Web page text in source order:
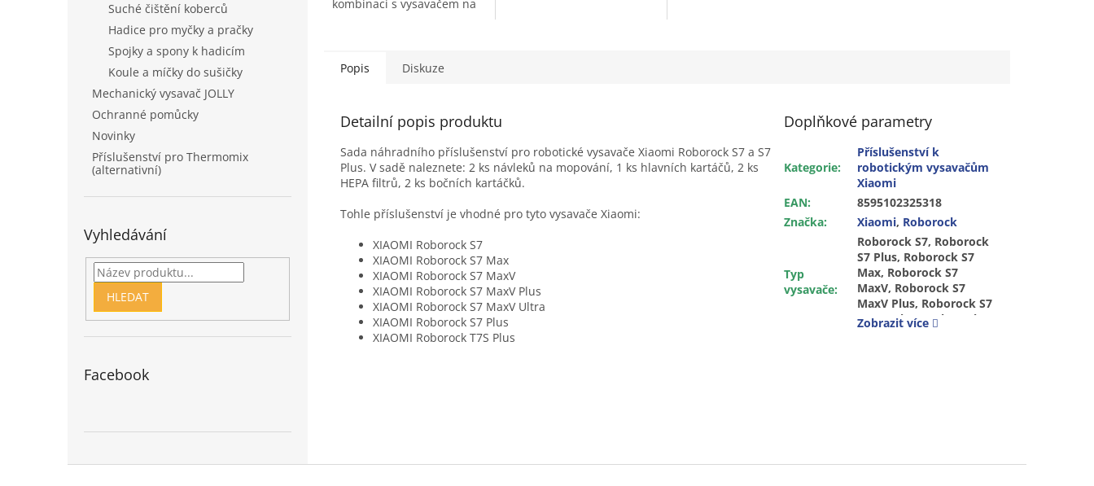
Suché čištění koberců
Hadice pro myčky a pračky
Spojky a spony k hadicím
Koule a míčky do sušičky
Mechanický vysavač JOLLY
Ochranné pomůcky
Novinky
Příslušenství pro Thermomix
(alternativní)
Vyhledávání
HLEDAT
Facebook
kombinaci s vysavačem na
moč...
Popis Diskuze
Detailní popis produktu
Sada náhradního příslušenství pro robotické vysavače Xiaomi Roborock S7 a S7
Plus. V sadě naleznete: 2 ks návleků na mopování, 1 ks hlavních kartáčů, 2 ks
HEPA filtrů, 2 ks bočních kartáčků.
Tohle příslušenství je vhodné pro tyto vysavače Xiaomi:
XIAOMI Roborock S7
XIAOMI Roborock S7 Max
XIAOMI Roborock S7 MaxV
XIAOMI Roborock S7 MaxV Plus
XIAOMI Roborock S7 MaxV Ultra
XIAOMI Roborock S7 Plus
XIAOMI Roborock T7S Plus
Doplňkové parametry
Kategorie:
Příslušenství k
robotickým vysavačům
Xiaomi
EAN:
8595102325318
Značka: Xiaomi, Roborock
Typ
vysavače:
Roborock S7, Roborock
S7 Plus, Roborock S7
Max, Roborock S7
MaxV, Roborock S7
MaxV Plus, Roborock S7
MaxV Ultra, Roborock
Zobrazit více